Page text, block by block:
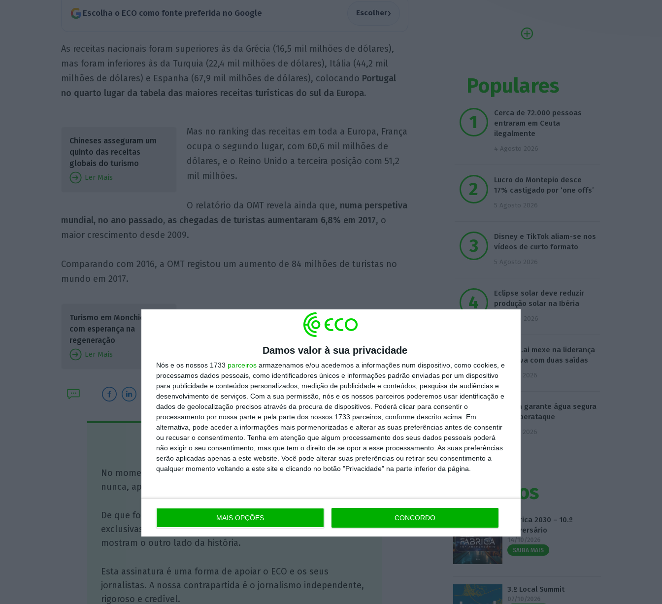
Damos valor à sua privacidade
Nós e os nossos 1733 parceiros armazenamos e/ou acedemos a informações num dispositivo, como cookies, e
processamos dados pessoais, como identificadores únicos e informações padrão enviadas por um dispositivo
para publicidade e conteúdos personalizados, medição de publicidade e conteúdos, pesquisa de audiências e
desenvolvimento de serviços. Com a sua permissão, nós e os nossos parceiros poderemos usar identificação e
dados de geolocalização precisos através da procura de dispositivos. Poderá clicar para consentir o
processamento por nossa parte e pela parte dos nossos 1733 parceiros, conforme descrito acima. Em
alternativa, pode aceder a informações mais pormenorizadas e alterar as suas preferências antes de consentir
ou recusar o consentimento. Tenha em atenção que algum processamento dos seus dados pessoais poderá
não exigir o seu consentimento, mas que tem o direito de se opor a esse processamento. As suas preferências
serão aplicadas apenas a este website. Você pode alterar suas preferências ou retirar seu consentimento a
qualquer momento voltando a este site e clicando no botão "Privacidade" na parte inferior da página.
MAIS OPÇÕES CONCORDO
Escolha o ECO como fonte preferida no Google Escolher›
As receitas nacionais foram superiores às da Grécia (16,5 mil milhões de dólares),
mas foram inferiores às da Turquia (22,4 mil milhões de dólares), Itália (44,2 mil
milhões de dólares) e Espanha (67,9 mil milhões de dólares), colocando Portugal
no quarto lugar da tabela das maiores receitas turísticas do sul da Europa.
Chineses asseguram um
quinto das receitas
globais do turismo
Ler Mais
Mas no ranking das receitas em toda a Europa, França
ocupa o segundo lugar, com 60,6 mil milhões de
dólares, e o Reino Unido a terceira posição com 51,2
mil milhões.
O relatório da OMT revela ainda que, numa perspetiva
mundial, no ano passado, as chegadas de turistas aumentaram 6,8% em 2017, o
maior crescimento desde 2009.
Comparando com 2016, a OMT registou um aumento de 84 milhões de turistas no
mundo em 2017.
Turismo em Monchique
com esperança na
regeneração
Ler Mais
https://eco.sapo.pt/2018/08/28/portugal-com-17-mil-milhoes-de-dolares-de-receitas-turisticas-em-2017/ Copiar
Assine o ECO Premium
No momento em que a informação é mais importante do que
nunca, apoie o jornalismo independente e rigoroso.
De que forma? Assine o ECO Premium e tenha acesso a notícias
exclusivas, à opinião que conta, às reportagens e especiais que
mostram o outro lado da história.
Esta assinatura é uma forma de apoiar o ECO e os seus
jornalistas. A nossa contrapartida é o jornalismo independente,
rigoroso e credível.
Populares
Cerca de 72.000 pessoas
entraram em Ceuta
ilegalmente
4 Agosto 2026
Lucro do Montepio desce
17% castigado por ‘one offs’
5 Agosto 2026
Disney e TikTok aliam-se nos
vídeos de curto formato
5 Agosto 2026
Eclipse solar deve reduzir
produção solar na Ibéria
6 Agosto 2026
Defined.ai mexe na liderança
executiva com duas saídas
7 Agosto 2026
Ministra garante água segura
após ciberataque
7 Agosto 2026
Eventos
Fábrica 2030 – 10.º
Aniversário
14/10/2026
SAIBA MAIS
3.º Local Summit
07/10/2026